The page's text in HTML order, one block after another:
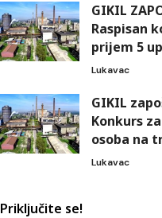
GIKIL
Raspisan
prijem 5
Lukavac
GIKIL
Konkurs
osoba na
Lukavac
Priključite se!